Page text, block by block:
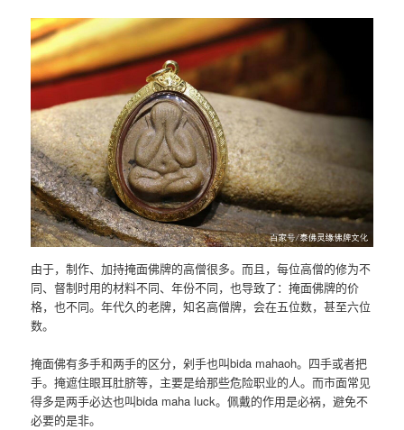
由于，制作、加持掩面佛牌的高僧很多。而且，每位高僧的修为不
同、督制时用的材料不同、年份不同，也导致了：掩面佛牌的价
格，也不同。年代久的老牌，知名高僧牌，会在五位数，甚至六位
数。
掩面佛有多手和两手的区分，剁手也叫bida mahaoh。四手或者把
手。掩遮住眼耳肚脐等，主要是给那些危险职业的人。而市面常见
得多是两手必达也叫bida maha luck。佩戴的作用是必祸，避免不
必要的是非。